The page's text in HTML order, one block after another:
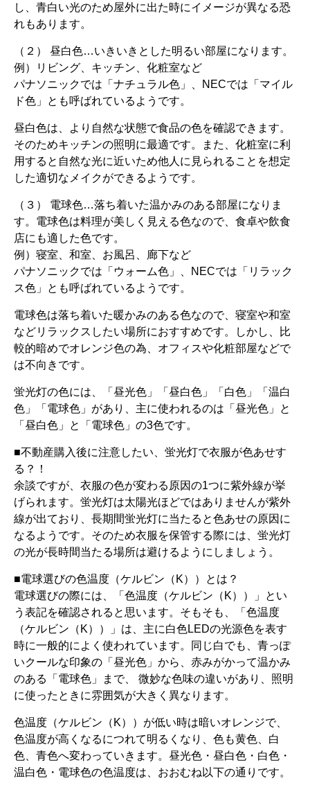
し、青白い光のため屋外に出た時にイメージが異なる恐
れもあります。
（２） 昼白色…いきいきとした明るい部屋になります。
例）リビング、キッチン、化粧室など
パナソニックでは「ナチュラル色」、NECでは「マイル
ド色」とも呼ばれているようです。
昼白色は、より自然な状態で食品の色を確認できます。
そのためキッチンの照明に最適です。また、化粧室に利
用すると自然な光に近いため他人に見られることを想定
した適切なメイクができるようです。
（３） 電球色…落ち着いた温かみのある部屋になりま
す。電球色は料理が美しく見える色なので、食卓や飲食
店にも適した色です。
例）寝室、和室、お風呂、廊下など
パナソニックでは「ウォーム色」、NECでは「リラック
ス色」とも呼ばれているようです。
電球色は落ち着いた暖かみのある色なので、寝室や和室
などリラックスしたい場所におすすめです。しかし、比
較的暗めでオレンジ色の為、オフィスや化粧部屋などで
は不向きです。
蛍光灯の色には、「昼光色」「昼白色」「白色」「温白
色」「電球色」があり、主に使われるのは「昼光色」と
「昼白色」と「電球色」の3色です。
■不動産購入後に注意したい、蛍光灯で衣服が色あせす
る？！
余談ですが、衣服の色が変わる原因の1つに紫外線が挙
げられます。蛍光灯は太陽光ほどではありませんが紫外
線が出ており、長期間蛍光灯に当たると色あせの原因に
なるようです。そのため衣服を保管する際には、蛍光灯
の光が長時間当たる場所は避けるようにしましょう。
■電球選びの色温度（ケルビン（K））とは？
電球選びの際には、「色温度（ケルビン（K））」とい
う表記を確認されると思います。そもそも、「色温度
（ケルビン（K））」は、主に白色LEDの光源色を表す
時に一般的によく使われています。同じ白でも、青っぽ
いクールな印象の「昼光色」から、赤みがかって温かみ
のある「電球色」まで、 微妙な色味の違いがあり、照明
に使ったときに雰囲気が大きく異なります。
色温度（ケルビン（K））が低い時は暗いオレンジで、
色温度が高くなるにつれて明るくなり、色も黄色、白
色、青色へ変わっていきます。昼光色・昼白色・白色・
温白色・電球色の色温度は、おおむね以下の通りです。